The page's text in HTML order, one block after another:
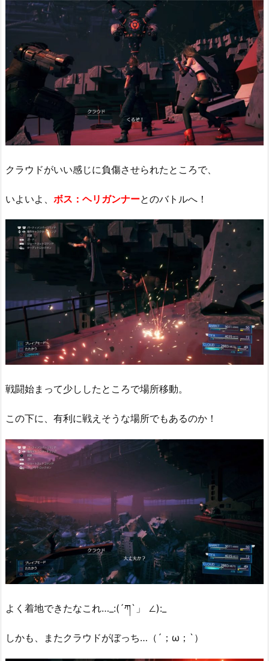
クラウドがいい感じに負傷させられたところで、
いよいよ、 ボス：ヘリガンナーとのバトルへ！
戦闘始まって少ししたところで場所移動。
この下に、有利に戦えそうな場所でもあるのか！
よく着地できたなこれ…_:(´ཀ`」 ∠):_
しかも、またクラウドがぼっち…（´；ω；`）